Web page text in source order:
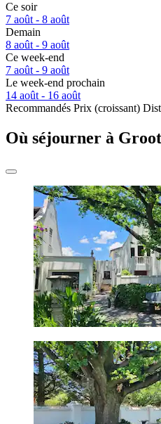
Ce soir
7 août - 8 août
Demain
8 août - 9 août
Ce week-end
7 août - 9 août
Le week-end prochain
14 août - 16 août
Recommandés Prix (croissant)
Où séjourner à